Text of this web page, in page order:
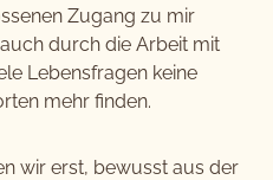
Zugang zu mir
durch die Arbeit mit
Lebensfragen keine
mehr finden.
wir erst, bewusst aus der